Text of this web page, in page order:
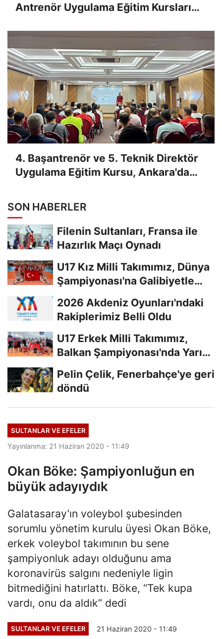
Antrenör Uygulama Eğitim Kursları
4. Başantrenör ve 5. Teknik Direktör
Uygulama Eğitim Kursu, Ankara'da
SON HABERLER
Filenin Sultanları, Fransa ile
Hazırlık Maçı Oynadı
U17 Kız Milli Takımımız, Dünya
Şampiyonası'na Galibiyetle
2026 Akdeniz Oyunları'ndaki
Rakiplerimiz Belli Oldu
U17 Erkek Milli Takımımız,
Balkan Şampiyonası'nda Yarı
Pelin Çelik, Fenerbahçe'ye geri
döndü
SULTANLAR VE EFELER
Yayınlanma: 21 Haziran 2020 - 11:49
Okan Böke: Şampiyonluğun en
büyük adayıydık
Galatasaray’ın voleybol şubesinden
sorumlu yönetim kurulu üyesi Okan Böke,
erkek voleybol takımının bu sene
şampiyonluk adayı olduğunu ama
koronavirüs salgını nedeniyle ligin
bitmediğini hatırlattı. Böke, “Tek kupa
vardı, onu da aldık” dedi
SULTANLAR VE EFELER 21 Haziran 2020 - 11:49